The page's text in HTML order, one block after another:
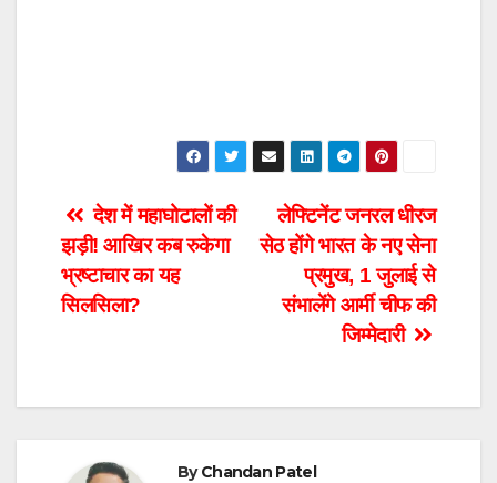
Post
navigation
लेफ्टिनेंट जनरल धीरज
सेठ होंगे भारत के नए सेना
प्रमुख, 1 जुलाई से
संभालेंगे आर्मी चीफ की
जिम्मेदारी
देश में महाघोटालों की
झड़ी! आखिर कब रुकेगा
भ्रष्टाचार का यह
सिलसिला?
ByChandan Patel